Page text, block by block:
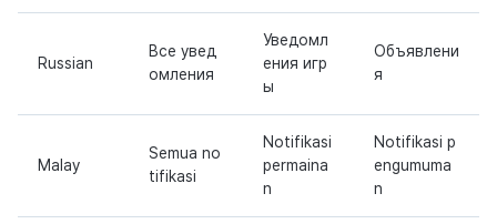
Russian
Все увед
омления
Уведомл
ения игр
ы
Объявлени
я
Malay
Semua no
tifikasi
Notifikasi
permaina
n
Notifikasi p
engumuma
n